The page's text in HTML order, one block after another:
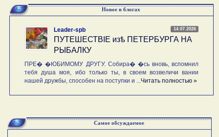
Новое в блогах
14.07.2026
Leader-spb
ПУТЕШЕСТВIE изѣ ПЕТЕРБУРГА НА
РЫБАЛКУ
ПРЕ� �ЮБИМОМУ ДРУГУ. Собира� �сь вновь, вспомнил
тебя душа моя, ибо только ты, в своем возвеличи вании
нашей дружбы, способен на поступки и ... Читать полностью »
Самое обсуждаемое